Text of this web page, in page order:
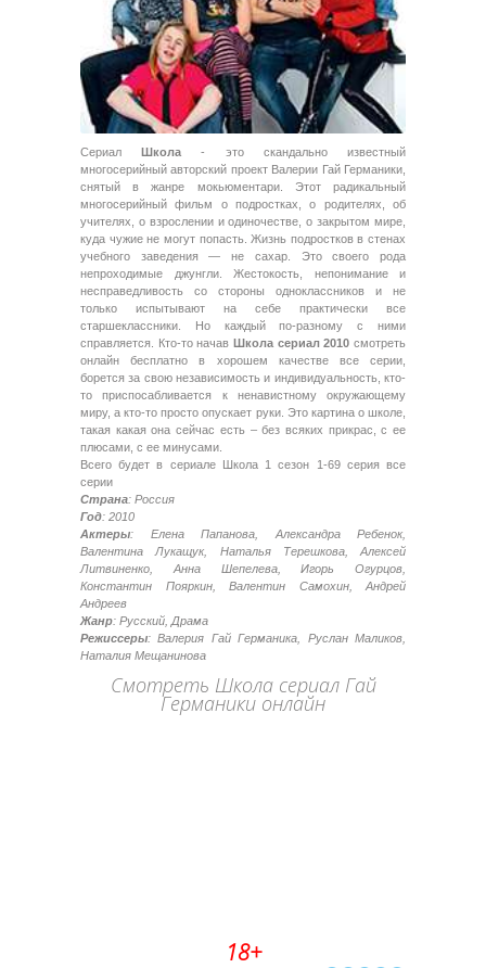
Сериал Школа - это скандально известный
многосерийный авторский проект Валерии Гай Германики,
снятый в жанре мокьюментари. Этот радикальный
многосерийный фильм о подростках, о родителях, об
учителях, о взрослении и одиночестве, о закрытом мире,
куда чужие не могут попасть. Жизнь подростков в стенах
учебного заведения — не сахар. Это своего рода
непроходимые джунгли. Жестокость, непонимание и
несправедливость со стороны одноклассников и не
только испытывают на себе практически все
старшеклассники. Но каждый по-разному с ними
справляется. Кто-то начав Школа сериал 2010 смотреть
онлайн бесплатно в хорошем качестве все серии,
борется за свою независимость и индивидуальность, кто-
то приспосабливается к ненавистному окружающему
миру, а кто-то просто опускает руки. Это картина о школе,
такая какая она сейчас есть – без всяких прикрас, с ее
плюсами, с ее минусами.
Всего будет в сериале Школа 1 сезон 1-69 серия все
серии
Страна: Россия
Год: 2010
Актеры: Елена Папанова, Александра Ребенок,
Валентина Лукащук, Наталья Терешкова, Алексей
Литвиненко, Анна Шепелева, Игорь Огурцов,
Константин Пояркин, Валентин Самохин, Андрей
Андреев
Жанр: Русский, Драма
Режиссеры: Валерия Гай Германика, Руслан Маликов,
Наталия Мещанинова
Смотреть Школа сериал Гай
Германики онлайн
18+